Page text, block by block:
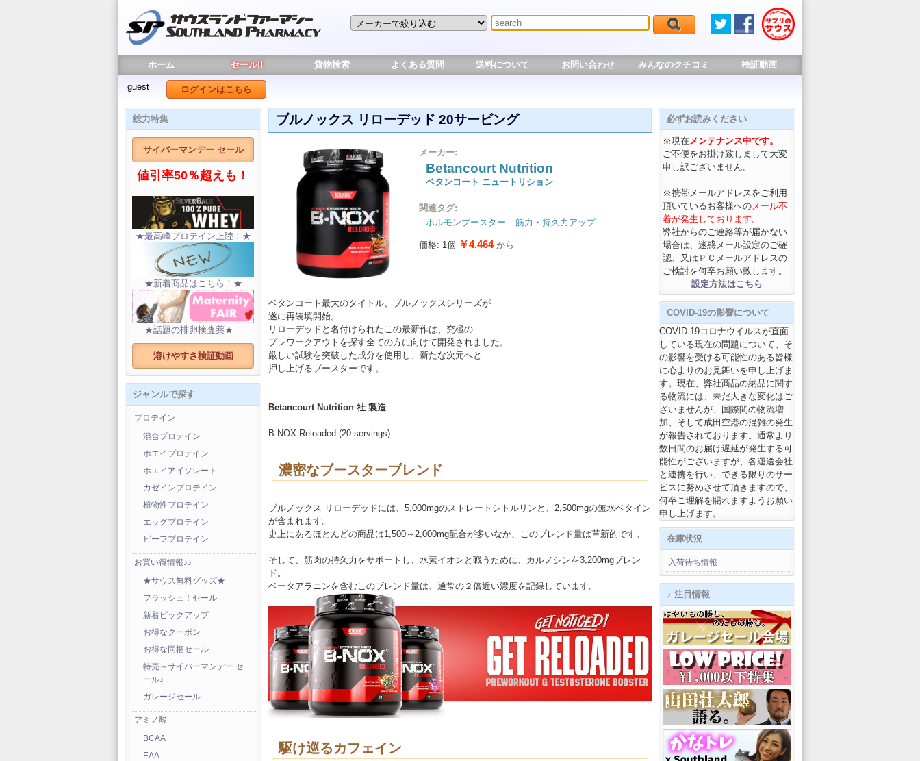
ホーム セール!! 貨物検索 よくある質問 送料について お問い合わせ みんなのクチコミ 検証動画
guest ログインはこちら
総力特集
サイバーマンデー セール
値引率50％超えも！
★最高峰プロテイン上陸！★
★新着商品はこちら！★
★話題の排卵検査薬★
溶けやすさ検証動画
ジャンルで探す
プロテイン
混合プロテイン
ホエイプロテイン
ホエイアイソレート
カゼインプロテイン
植物性プロテイン
エッグプロテイン
ビーフプロテイン
お買い得情報♪♪
★サウス無料グッズ★
フラッシュ！セール
新着ピックアップ
お得なクーポン
お得な同梱セール
特売～サイバーマンデー セ
ール♪
ガレージセール
アミノ酸
BCAA
EAA
ブルノックス リローデッド 20サービング
メーカー:
Betancourt Nutrition
ベタンコート ニュートリション
関連タグ:
ホルモンブースター
筋力・持久力アップ
価格: 1個 ￥4,464から
ベタンコート最大のタイトル、ブルノックスシリーズが
遂に再装填開始。
リローデッドと名付けられたこの最新作は、究極の
プレワークアウトを探す全ての方に向けて開発されました。
厳しい試験を突破した成分を使用し、新たな次元へと
押し上げるブースターです。
Betancourt Nutrition 社 製造
B-NOX Reloaded (20 servings)
濃密なブースターブレンド
ブルノックス リローデッドには、5,000mgのストレートシトルリンと、2,500mgの無水ベタイン
が含まれます。
史上にあるほとんどの商品は1,500～2,000mg配合が多いなか、このブレンド量は革新的です。
そして、筋肉の持久力をサポートし、水素イオンと戦うために、カルノシンを3,200mgブレン
ド。
ベータアラニンを含むこのブレンド量は、通常の２倍近い濃度を記録しています。
駆け巡るカフェイン
必ずお読みください
※現在メンテナンス中です。
ご不便をお掛け致しまして大変
申し訳ございません。
※携帯メールアドレスをご利用
頂いているお客様へのメール不
着が発生しております。
弊社からのご連絡等が届かない
場合は、迷惑メール設定のご確
認、又はＰＣメールアドレスの
ご検討を何卒お願い致します。
設定方法はこちら
COVID-19の影響について
COVID-19コロナウイルスが直面
している現在の問題について、そ
の影響を受ける可能性のある皆様
に心よりのお見舞いを申し上げま
す。現在、弊社商品の納品に関す
る物流には、未だ大きな変化はご
ざいませんが、国際間の物流増
加、そして成田空港の混雑の発生
が報告されております。通常より
数日間のお届け遅延が発生する可
能性がございますが、各運送会社
と連携を行い、できる限りのサー
ビスに努めさせて頂きますので、
何卒ご理解を賜れますようお願い
申し上げます。
在庫状況
入荷待ち情報
♪ 注目情報